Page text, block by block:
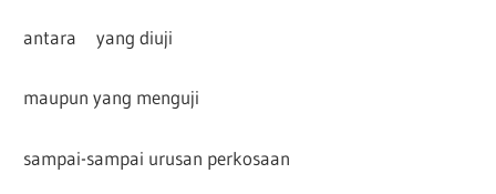
antara yang diuji
maupun yang menguji
sampai-sampai urusan perkosaan